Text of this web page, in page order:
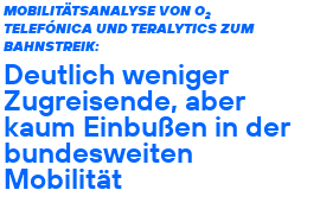
MOBILITÄTSANALYSE VON O2
TELEFÓNICA UND TERALYTICS ZUM
BAHNSTREIK:
Deutlich weniger
Zugreisende, aber
kaum Einbußen in der
bundesweiten
Mobilität